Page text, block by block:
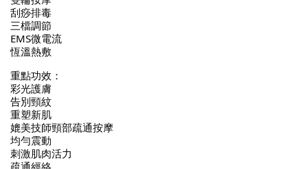
刮痧排毒
三檔調節
EMS微電流
恆溫熱敷
重點功效：
彩光護膚
告別頸紋
重塑新肌
媲美技師頸部疏通按摩
均勻震動
刺激肌肉活力
疏通經絡